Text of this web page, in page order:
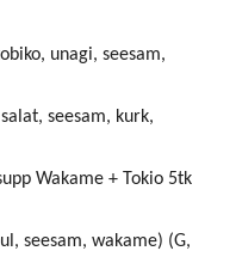
unagi, seesam,
seesam, kurk,
Wakame + Tokio 5tk
seesam, wakame) (G,